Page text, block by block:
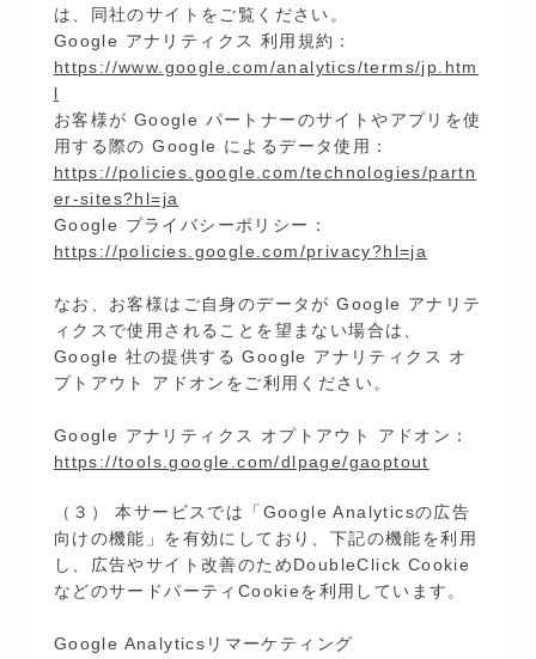
は、同社のサイトをご覧ください。
Google アナリティクス 利用規約：
https://www.google.com/analytics/terms/jp.htm
l
お客様が Google パートナーのサイトやアプリを使
用する際の Google によるデータ使用：
https://policies.google.com/technologies/partn
er-sites?hl=ja
Google プライバシーポリシー：
https://policies.google.com/privacy?hl=ja
なお、お客様はご自身のデータが Google アナリテ
ィクスで使用されることを望まない場合は、
Google 社の提供する Google アナリティクス オ
プトアウト アドオンをご利用ください。
Google アナリティクス オプトアウト アドオン：
https://tools.google.com/dlpage/gaoptout
（３） 本サービスでは「Google Analyticsの広告
向けの機能」を有効にしており、下記の機能を利用
し、広告やサイト改善のためDoubleClick Cookie
などのサードパーティCookieを利用しています。
Google Analyticsリマーケティング